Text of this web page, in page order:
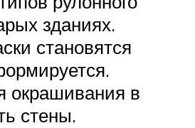
зданиях.
становятся
окрашивания в
стены.